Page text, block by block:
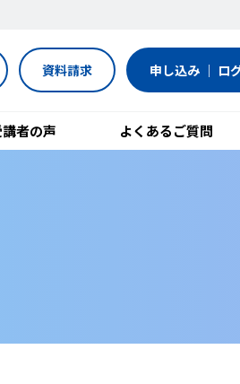
資料請求 申し込み ｜ ロ
講者の声 よくあるご質問